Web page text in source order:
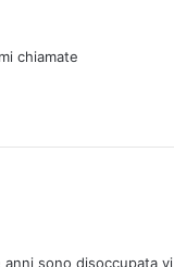
chiamate
sono disoccupata